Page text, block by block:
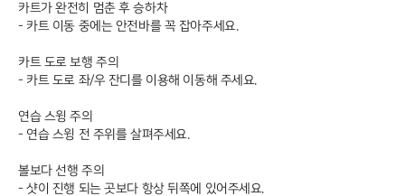
카트가 완전히 멈춘 후 승하차
- 카트 이동 중에는 안전바를 꼭 잡아주세요.
카트 도로 보행 주의
- 카트 도로 좌/우 잔디를 이용해 이동해 주세요.
연습 스윙 주의
- 연습 스윙 전 주위를 살펴주세요.
볼보다 선행 주의
- 샷이 진행 되는 곳보다 항상 뒤쪽에 있어주세요.